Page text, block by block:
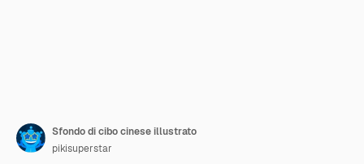
Sfondo di cibo cinese illustrato
pikisuperstar